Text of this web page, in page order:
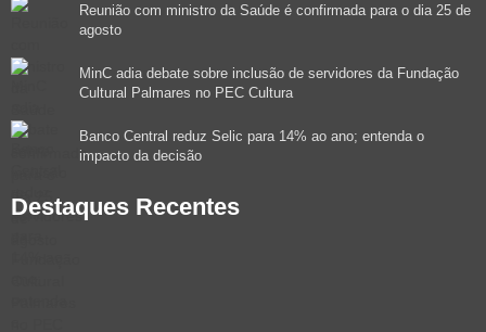
Reunião com ministro da Saúde é confirmada para o dia 25 de
agosto
MinC adia debate sobre inclusão de servidores da Fundação
Cultural Palmares no PEC Cultura
Banco Central reduz Selic para 14% ao ano; entenda o
impacto da decisão
Destaques Recentes